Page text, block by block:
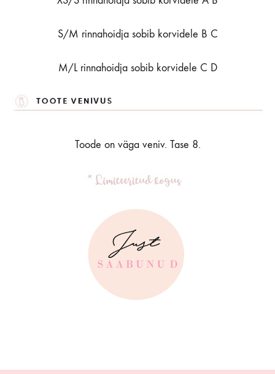
S/M rinnahoidja sobib korvidele B C
M/L rinnahoidja sobib korvidele C D
Toode on väga veniv. Tase 8.